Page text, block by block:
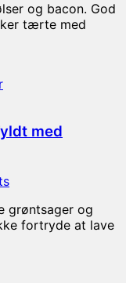
og bacon. God
tærte med
med
grøntsager og
fortryde at lave